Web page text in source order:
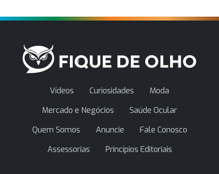
Vídeos Curiosidades
Moda
Mercado e Negócios
Saúde Ocular
Quem Somos
Anuncie
Fale Conosco
Assessorias
Princípios Editoriais